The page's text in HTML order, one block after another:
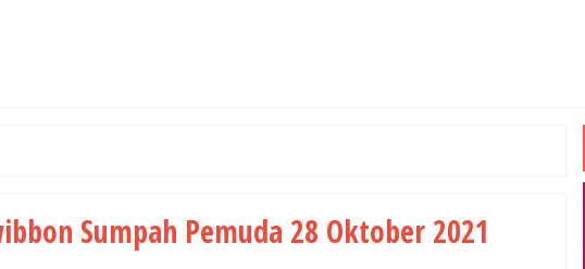
Sumpah Pemuda 28 Oktober 2021